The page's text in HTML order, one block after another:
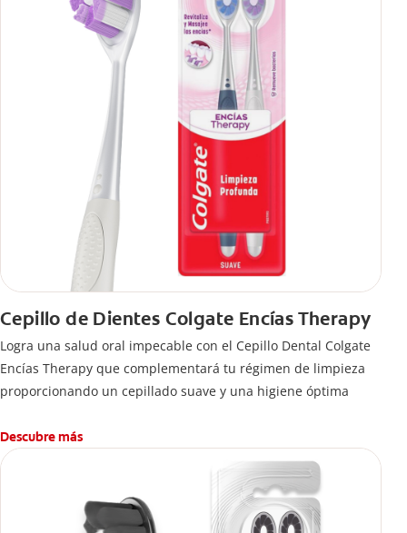
Cepillo de Dientes Colgate Encías Therapy
Logra una salud oral impecable con el Cepillo Dental Colgate
Encías Therapy que complementará tu régimen de limpieza
proporcionando un cepillado suave y una higiene óptima
Descubre más